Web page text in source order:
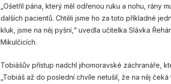
„Ošetřil pána, který měl odřenou ruku a nohu, rány
dalších pacientů. Chtěli jsme ho za toto příkladné
kluk, jsme na něj pyšní,“ uvedla učitelka Slávka
Mikulčicích.
Tobiášův přístup nadchl jihomoravské záchranáře,
„Tobiáš až do poslední chvíle netušil, že na něj